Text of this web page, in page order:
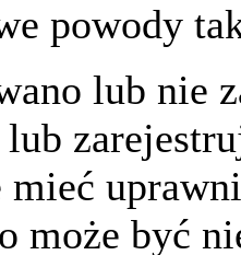
powody
lub nie
mieć
może być